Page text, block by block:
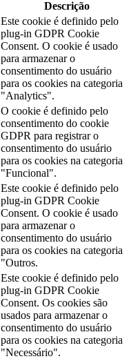
Descrição
Este cookie é definido pelo
plug-in GDPR Cookie
Consent. O cookie é usado
para armazenar o
consentimento do usuário
para os cookies na categoria
"Analytics".
O cookie é definido pelo
consentimento do cookie
GDPR para registrar o
consentimento do usuário
para os cookies na categoria
"Funcional".
Este cookie é definido pelo
plug-in GDPR Cookie
Consent. O cookie é usado
para armazenar o
consentimento do usuário
para os cookies na categoria
"Outros.
Este cookie é definido pelo
plug-in GDPR Cookie
Consent. Os cookies são
usados para armazenar o
consentimento do usuário
para os cookies na categoria
"Necessário".